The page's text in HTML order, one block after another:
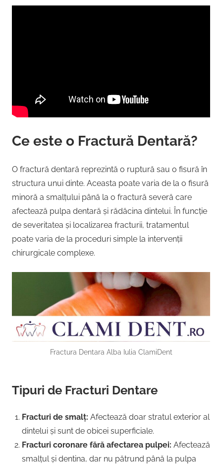
Ce este o Fractură Dentară?
O fractură dentară reprezintă o ruptură sau o fisură în
structura unui dinte. Aceasta poate varia de la o fisură
minoră a smalțului până la o fractură severă care
afectează pulpa dentară și rădăcina dintelui. În funcție
de severitatea și localizarea fracturii, tratamentul
poate varia de la proceduri simple la intervenții
chirurgicale complexe.
Fractura Dentara Alba Iulia ClamiDent
Tipuri de Fracturi Dentare
Fracturi de smalț: Afectează doar stratul exterior al
dintelui și sunt de obicei superficiale.
Fracturi coronare fără afectarea pulpei: Afectează
smalțul și dentina, dar nu pătrund până la pulpa